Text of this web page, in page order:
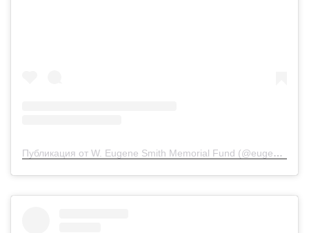
Публикация от W. Eugene Smith Memorial Fund (@eugenesmithfund)